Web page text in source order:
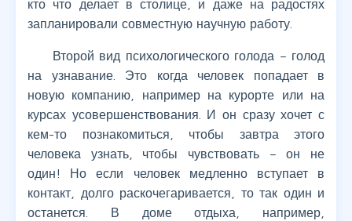
кто что делает в столице, и даже на радостях
запланировали совместную научную работу.
Второй вид психологического голода – голод
на узнавание. Это когда человек попадает в
новую компанию, например на курорте или на
курсах усовершенствования. И он сразу хочет с
кем-то познакомиться, чтобы завтра этого
человека узнать, чтобы чувствовать – он не
один! Но если человек медленно вступает в
контакт, долго раскочегаривается, то так один и
останется. В доме отдыха, например,